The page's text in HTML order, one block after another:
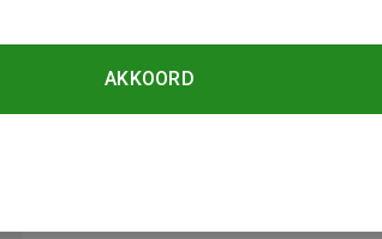
AKKOORD